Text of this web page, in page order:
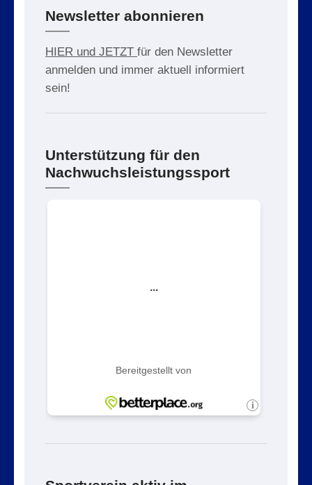
Newsletter abonnieren
HIER und JETZT für den Newsletter
anmelden und immer aktuell informiert
sein!
Unterstützung für den
Nachwuchsleistungssport